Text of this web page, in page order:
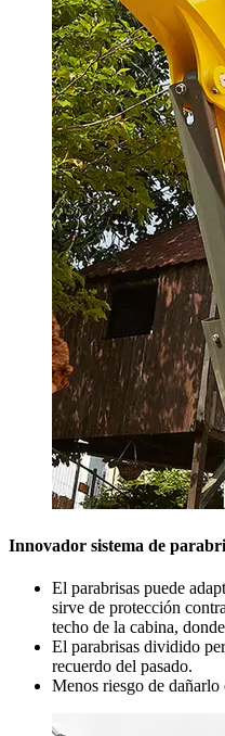
Innovador sistema de
El parabrisas puede
sirve de protección
techo de la cabina,
El parabrisas dividido
recuerdo del pasado.
Menos riesgo de